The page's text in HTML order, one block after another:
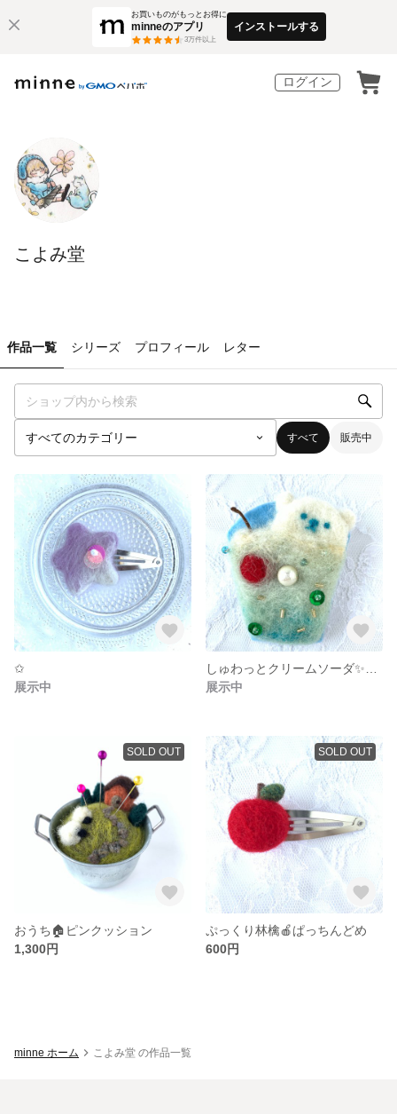
お買いものがもっとお得に
minneのアプリ
3万件以上
インストールする
ログイン
こよみ堂
作品一覧 シリーズ プロフィール レター
すべて 販売中
✩
展示中
展示中
SOLD OUT
おうち🏠ピンクッション
1,300円
SOLD OUT
ぷっくり林檎🍎ぱっちんどめ
600円
minne ホーム こよみ堂 の作品一覧